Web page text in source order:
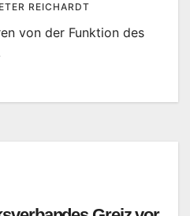
REICHARDT
von der Funktion des